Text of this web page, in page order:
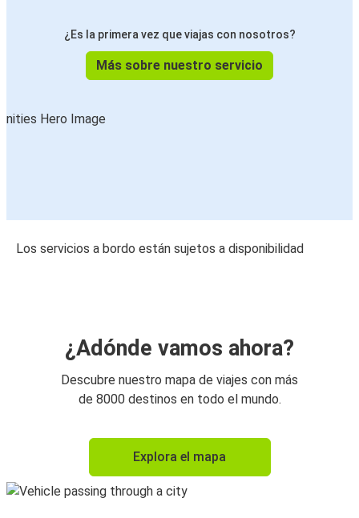
¿Es la primera vez que viajas con nosotros?
Más sobre nuestro servicio
Los servicios a bordo están sujetos a disponibilidad
¿Adónde vamos ahora?
Descubre nuestro mapa de viajes con más
de 8000 destinos en todo el mundo.
Explora el mapa